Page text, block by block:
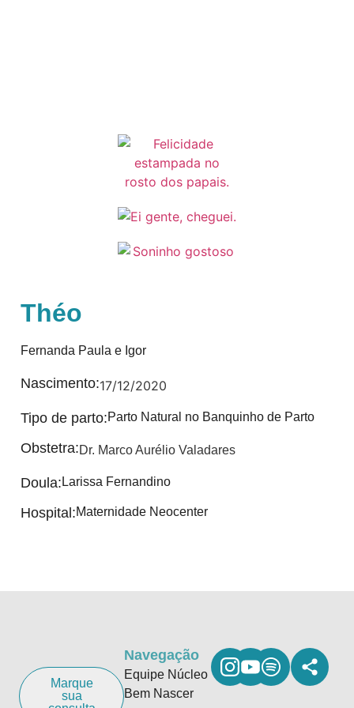
Théo
Fernanda Paula e Igor
Nascimento:17/12/2020
Tipo de parto:Parto Natural no Banquinho de Parto
Obstetra:Dr. Marco Aurélio Valadares
Doula: Larissa Fernandino
Hospital:Maternidade Neocenter
Marque
sua
Navegação
Equipe Núcleo
Bem Nascer